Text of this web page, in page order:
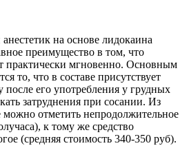
на основе лидокаина
преимущество в том, что
практически мгновенно. Основным
то, что в составе присутствует
после его употребления у грудных
затруднения при сосании. Из
можно отметить непродолжительное
к тому же средство
(средняя стоимость 340-350 руб).